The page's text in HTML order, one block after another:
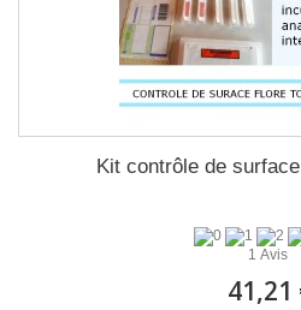
Kit contrôle de
1 Avis
41,21